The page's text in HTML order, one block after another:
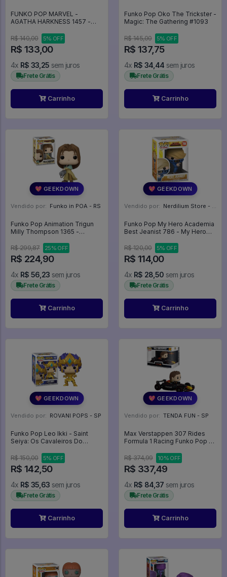
FUNKO POP MARVEL -
AGATHA HARKNESS 1457 -
R$ 140,00
5% OFF
R$ 133,00
4x R$ 33,25 sem juros
Frete Grátis
Carrinho
Funko Pop Oko The Trickster -
Magic: The Gathering #1093
R$ 145,00 5% OFF
R$ 137,75
4x R$ 34,44 sem juros
Frete Grátis
Carrinho
💖 GEEKDOWN
Vendido por: Funko in POA - RS
Funko Pop Animation Trigun
Milly Thompson 1365 -
R$ 299,87
25% OFF
R$ 224,90
4x R$ 56,23 sem juros
Frete Grátis
Carrinho
💖 GEEKDOWN
Vendido por: Nerdilium Store - SP
Funko Pop My Hero Academia
Best Jeanist 786 - My Hero
R$ 120,00
5% OFF
R$ 114,00
4x R$ 28,50 sem juros
Frete Grátis
Carrinho
💖 GEEKDOWN
Vendido por: ROVANI POPS - SP
Funko Pop Leo Ikki - Saint
Seiya: Os Cavaleiros Do
R$ 150,00
5% OFF
R$ 142,50
4x R$ 35,63 sem juros
Frete Grátis
Carrinho
💖 GEEKDOWN
Vendido por: TENDA FUN - SP
Max Verstappen 307 Rides
Formula 1 Racing Funko Pop -
R$ 374,99 10% OFF
R$ 337,49
4x R$ 84,37 sem juros
Frete Grátis
Carrinho